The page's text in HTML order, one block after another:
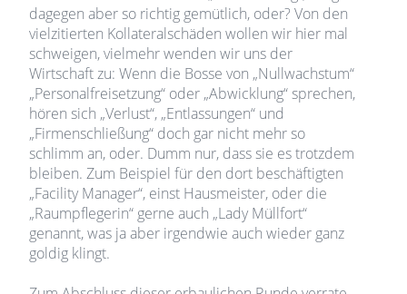
dagegen aber so richtig gemütlich, oder? Von den
vielzitierten Kollateralschäden wollen wir hier mal
schweigen, vielmehr wenden wir uns der
Wirtschaft zu: Wenn die Bosse von „Nullwachstum“
„Personalfreisetzung“ oder „Abwicklung“ sprechen,
hören sich „Verlust“, „Entlassungen“ und
„Firmenschließung“ doch gar nicht mehr so
schlimm an, oder. Dumm nur, dass sie es trotzdem
bleiben. Zum Beispiel für den dort beschäftigten
„Facility Manager“, einst Hausmeister, oder die
„Raumpflegerin“ gerne auch „Lady Müllfort“
genannt, was ja aber irgendwie auch wieder ganz
goldig klingt.